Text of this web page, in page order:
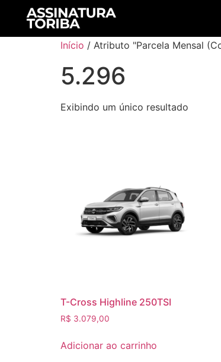
Início / Atributo "Parcela Mensal
5.296
Exibindo um único resultado
T-Cross Highline 250TSI
R$ 3.079,00
Adicionar ao carrinho